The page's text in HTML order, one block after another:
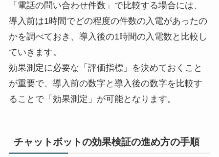
「電話の問い合わせ件数」で比較する場合には、
導入前は1時間でどの程度の件数の入電があったの
かを調べておき、導入後の1時間の入電数と比較し
ていきます。
効果測定に必要な「評価指標」を決めておくこと
が重要で、導入前の数字と導入後の数字を比較す
ることで「効果測定」が可能となります。
チャットボットの効果検証の進め方の手順